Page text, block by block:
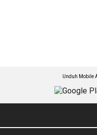
Unduh Mobile